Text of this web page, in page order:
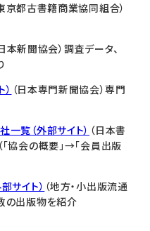
京都古書籍商業協同組合）
本新聞協会）調査データ、
（日本専門新聞協会）専門
覧（外部サイト） （日本書
協会の概要」→「会員出版
サイト） （地方・小出版流通
の出版物を紹介